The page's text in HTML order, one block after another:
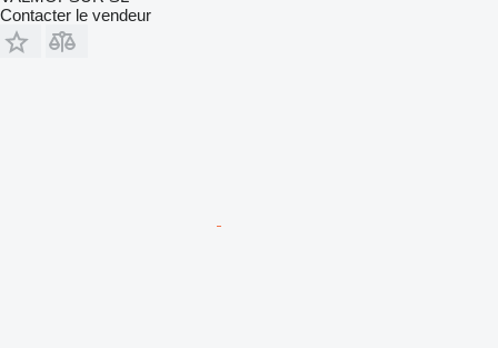
Contacter le vendeur